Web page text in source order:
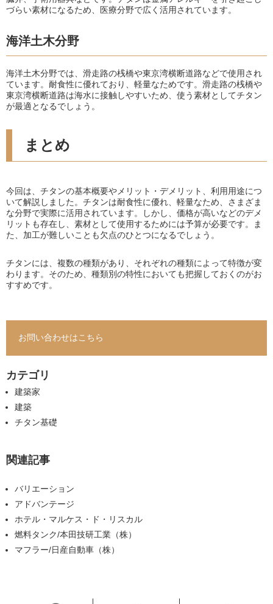
づらい素材になるため、医療分野で広く活用されています。
海洋土木分野
海洋土木分野では、滑走路の桟橋や東京湾横断道路などで使用され
ています。耐食性に優れており、軽量なためです。滑走路の桟橋や
東京湾横断道路は海水に接触しやすいため、使う素材としてチタン
が最適となるでしょう。
まとめ
今回は、チタンの基本概要やメリット・デメリット、利用用途につ
いて解説しました。チタンは耐食性に優れ、軽量なため、さまざま
な分野で実際に活用されています。しかし、価格が高いなどのデメ
リットも存在し、素材として使用するためには予算が必要です。ま
た、加工が難しいことも欠点のひとつになるでしょう。
チタンには、複数の種類があり、それぞれの種類によって特徴が変
わります。そのため、種類別の特性においても把握しておくのがお
すすめです。
お問い合わせはこちら
カテゴリ
建築家
建築
チタン基礎
関連記事
バリエーション
アドバンテージ
ホテル・マルケス・ド・リスカル
燃料タンク/本田技研工業（株）
マフラー/日産自動車（株）